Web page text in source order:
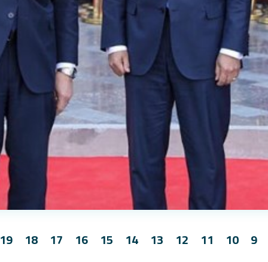
9
10
11
12
13
14
15
16
17
18